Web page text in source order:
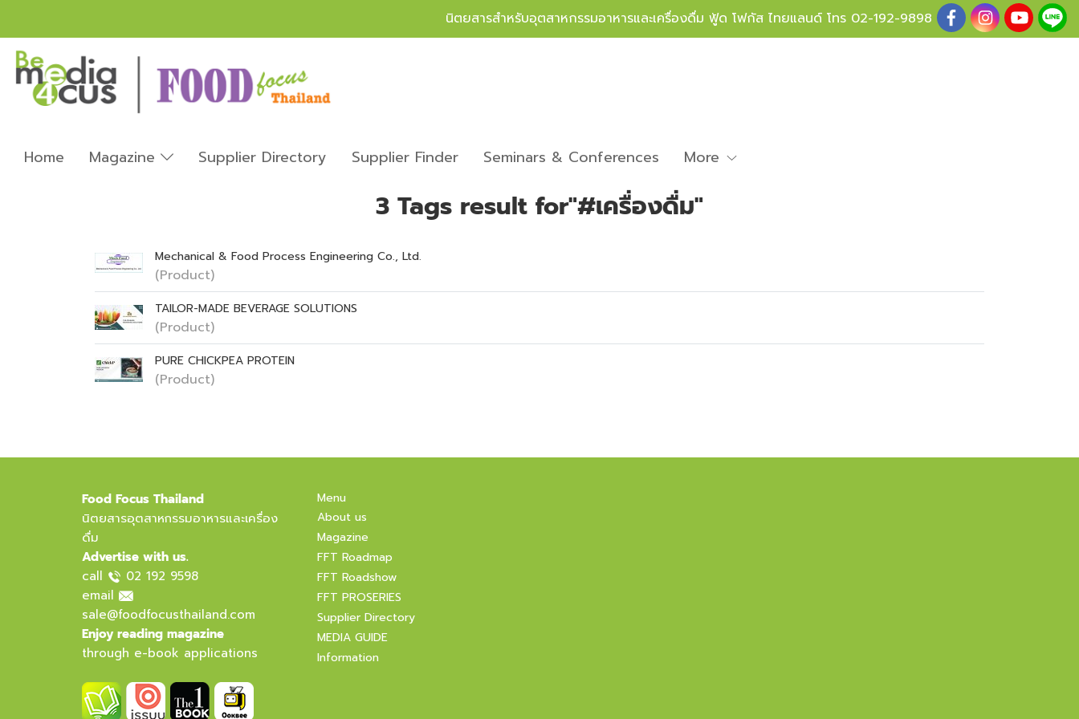
นิตยสารสำหรับอุตสาหกรรมอาหารและเครื่องดื่ม ฟู้ด โฟกัส ไทยแลนด์ โทร 02-192-9898
Home Magazine Supplier Directory Supplier Finder Seminars & Conferences More
3 Tags result for"#เครื่องดื่ม"
Mechanical & Food Process Engineering Co., Ltd.
(Product)
TAILOR-MADE BEVERAGE SOLUTIONS
(Product)
PURE CHICKPEA PROTEIN
(Product)
Food Focus Thailand
นิตยสารอุตสาหกรรมอาหารและเครื่อง
ดื่ม
Advertise with us.
call
02 192 9598
email
sale@foodfocusthailand.com
Enjoy reading magazine
through e-book applications
Menu
About us
Magazine
FFT Roadmap
FFT Roadshow
FFT PROSERIES
Supplier Directory
MEDIA GUIDE
Information